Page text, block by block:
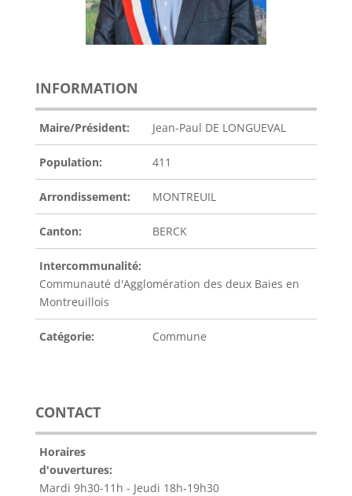
INFORMATION
Maire/Président: Jean-Paul DE LONGUEVAL
Population: 411
Arrondissement: MONTREUIL
Canton: BERCK
Intercommunalité:
Communauté d'Agglomération des deux Baies en
Montreuillois
Catégorie: Commune
CONTACT
Horaires
d'ouvertures:
Mardi 9h30-11h - Jeudi 18h-19h30